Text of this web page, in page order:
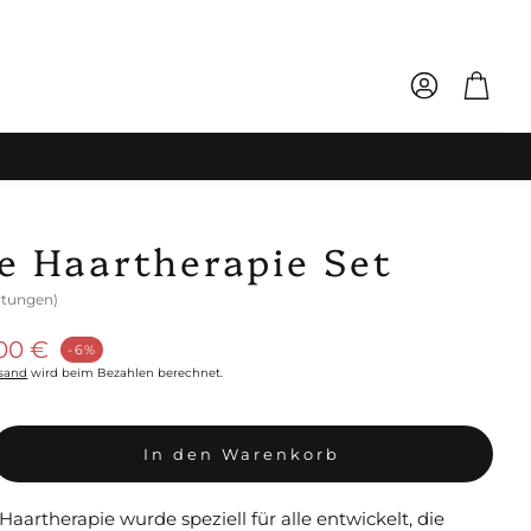
Konto
Haartherapie Set
€ -6%
wird beim Bezahlen berechnet.
In den Warenkorb
wurde speziell für alle entwickelt, die